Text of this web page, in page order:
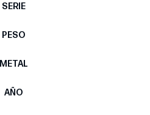
SERIE
PESO
METAL
AÑO